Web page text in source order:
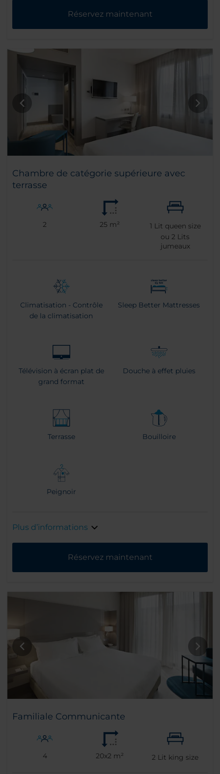
Réservez maintenant
Chambre de catégorie supérieure avec
terrasse
2 25 m² 1 Lit queen size
ou2 Lits
jumeaux
Climatisation - Contrôle
de la climatisation
Sleep Better Mattresses
Télévision à écran plat de
grand format
Douche à effet pluies
Terrasse Bouilloire
Peignoir
Plus d’informations
Réservez maintenant
Familiale Communicante
4 20x2 m² 2 Lit king size